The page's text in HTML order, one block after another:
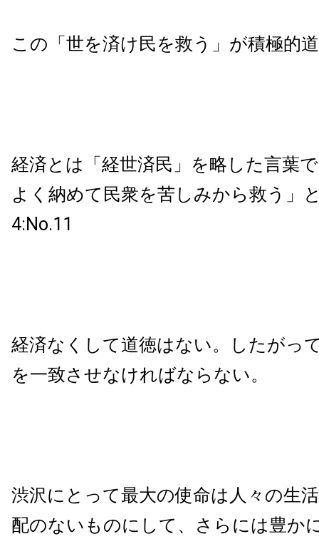
この「世を済け民を救う」が積極的
経済とは「経世済民」を略した言葉
よく納めて民衆を苦しみから救う」
4:No.11
経済なくして道徳はない。したがっ
を一致させなければならない。
渋沢にとって最大の使命は人々の生
配のないものにして、さらには豊か